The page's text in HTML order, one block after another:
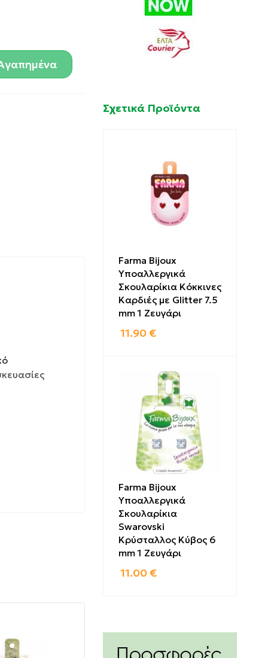
Σχετικά Προϊόντα
Farma Bijoux
Υποαλλεργικά
Σκουλαρίκια Κόκκινες
Καρδιές με Glitter 7.5
mm 1 Ζευγάρι
11.90 €
Farma Bijoux
Υποαλλεργικά
Σκουλαρίκια
Swarovski
Κρύσταλλος Κύβος 6
mm 1 Ζευγάρι
11.00 €